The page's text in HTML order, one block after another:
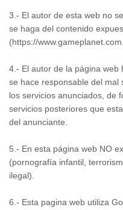
3.- El autor de esta web no
se haga del contenido
(https://
4.- El autor de la página web
se hace responsable del mal
los servicios anunciados, de
servicios posteriores que
del anunciante.
5.- En esta página web NO
(pornografía infantil,
ilegal).
6.- Esta pagina web utiliza